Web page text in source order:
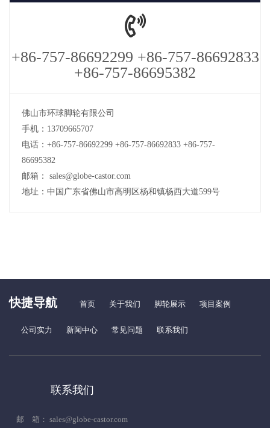
+86-757-86692299 +86-757-86692833
+86-757-86695382
佛山市环球脚轮有限公司
手机：13709665707
电话：+86-757-86692299 +86-757-86692833 +86-757-
86695382
邮箱： sales@globe-castor.com
地址：中国广东省佛山市高明区杨和镇杨西大道599号
快捷导航 首页 关于我们 脚轮展示 项目案例
公司实力 新闻中心 常见问题 联系我们
联系我们
邮 箱： sales@globe-castor.com